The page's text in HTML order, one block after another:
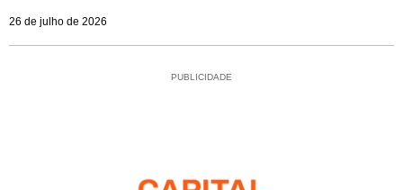
26 de julho de 2026
PUBLICIDADE